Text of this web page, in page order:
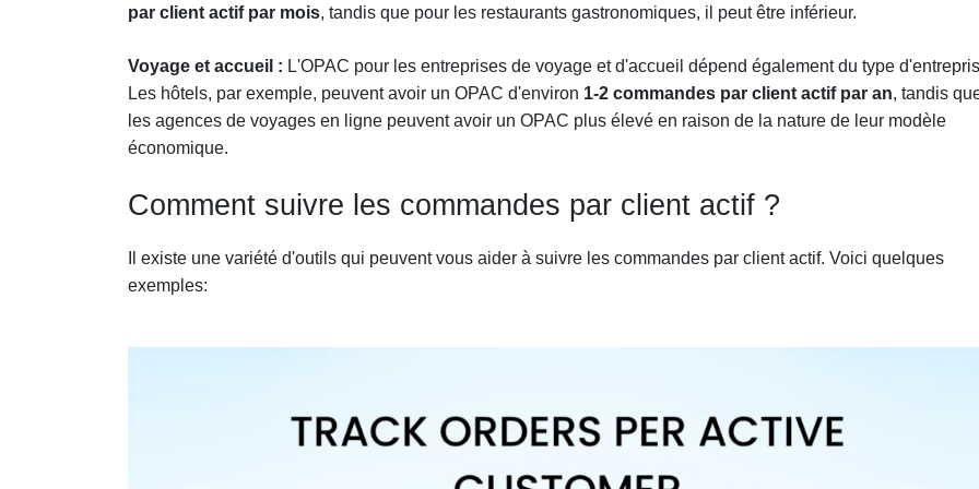
par client actif par mois, tandis que pour les restaurants gastronomiques, il peut être inférieur.
Voyage et accueil : L'OPAC pour les entreprises de voyage et d'accueil dépend également du type
Les hôtels, par exemple, peuvent avoir un OPAC d'environ 1-2 commandes par client actif par an, tandis
les agences de voyages en ligne peuvent avoir un OPAC plus élevé en raison de la nature de leur modèle
économique.
Comment suivre les commandes par client actif ?
Il existe une variété d'outils qui peuvent vous aider à suivre les commandes par client actif. Voici quelques
exemples: